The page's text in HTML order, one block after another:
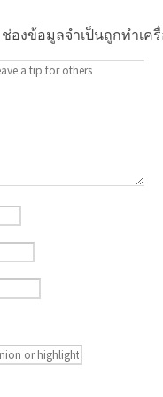
ช่องข้อมูลจำเป็นถูกทำเค